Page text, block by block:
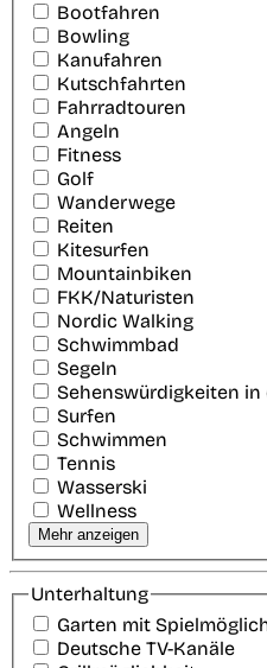
Bootfahren
Bowling
Kanufahren
Kutschfahrten
Fahrradtouren
Angeln
Fitness
Golf
Wanderwege
Reiten
Kitesurfen
Mountainbiken
FKK/Naturisten
Nordic Walking
Schwimmbad
Segeln
Sehenswürdigkeiten in
Surfen
Schwimmen
Tennis
Wasserski
Wellness
Mehr anzeigen
Unterhaltung
Garten mit
Deutsche TV-Kanäle